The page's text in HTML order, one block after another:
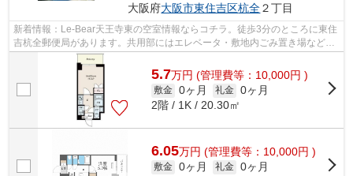
大阪府大阪市東住吉区杭全２丁目
新着情報：Le-Bear天王寺東の空室情報ならコチラ。徒歩3分のところに東住
吉杭全郵便局があります。共用部にはエレベータ・敷地内ごみ置き場などが
備わっておりとても充実しています。2...
5.7万円 (管理費等：10,000円 )
敷金 0ヶ月 礼金 0ヶ月
2階 / 1K / 20.30㎡
6.05万円 (管理費等：10,000円 )
敷金 0ヶ月 礼金 0ヶ月